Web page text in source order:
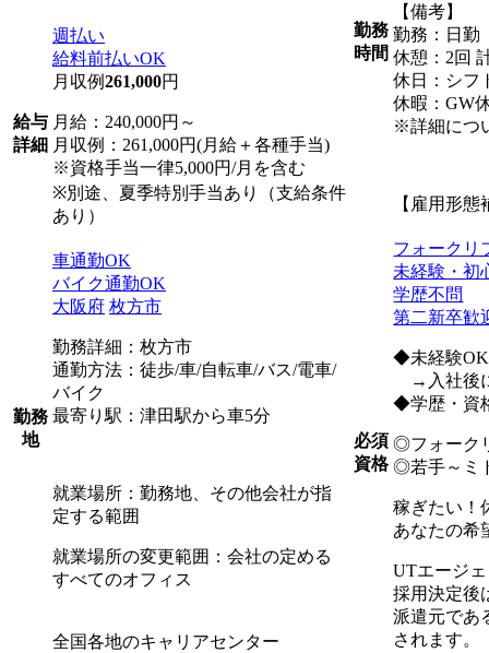
給与
詳細
週払い
給料前払いOK
月収例261,000円
月給：240,000円～
月収例：261,000円(月給＋各種手当)
※資格手当一律5,000円/月を含む
※別途、夏季特別手当あり（支給条件
あり）
勤務
地
車通勤OK
バイク通勤OK
大阪府 枚方市
勤務詳細：枚方市
通勤方法：徒歩/車/自転車/バス/電車/
バイク
最寄り駅：津田駅から車5分
就業場所：勤務地、その他会社が指
定する範囲
就業場所の変更範囲：会社の定める
すべてのオフィス
全国各地のキャリアセンター
勤務
時間
【備考】
勤務：日勤
休憩：2回
休日：シフ
休暇：GW
※詳細につ
【雇用形
必須
資格
フォークリ
未経験・初
学歴不問
第二新卒歓
◆未経験
→入社後
◆学歴・資
◎フォーク
◎若手～ミ
稼ぎたい！
あなたの希
UTエージ
採用決定後
派遣元であ
されます。